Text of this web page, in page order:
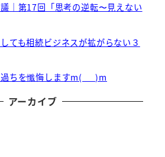
｜第17回「思考の逆転〜見えない
ても相続ビジネスが拡がらない３
ちを懺悔しますm(_ _)m
アーカイブ